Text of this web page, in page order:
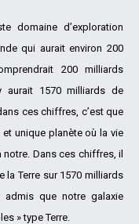
domaine d’exploration
qui aurait environ 200
200 milliards
aurait 1570 milliards de
ces chiffres, c’est que
unique planète où la vie
notre. Dans ces chiffres, il
la Terre sur 1570 milliards
que notre galaxie
» type Terre.